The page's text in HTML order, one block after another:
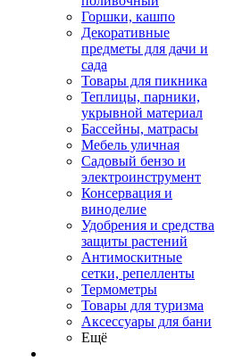
Горшки, кашпо
Декоративные
предметы для дачи и
сада
Товары для пикника
Теплицы, парники,
укрывной материал
Бассейны, матрасы
Мебель уличная
Садовый бензо и
электроинструмент
Консервация и
виноделие
Удобрения и средства
защиты растений
Антимоскитные
сетки, репелленты
Термометры
Товары для туризма
Аксессуары для бани
Ещё